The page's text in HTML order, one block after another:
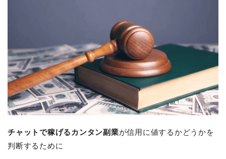
チャットで稼げるカンタン副業が信用に値するかどうかを
判断するために